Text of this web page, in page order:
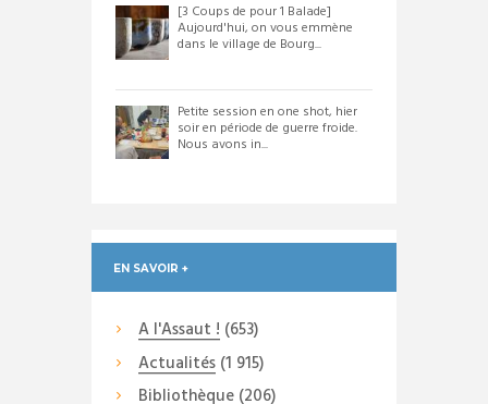
[3 Coups de pour 1 Balade]
Aujourd'hui, on vous emmène
dans le village de Bourg...
Petite session en one shot, hier
soir en période de guerre froide.
Nous avons in...
EN SAVOIR +
A l'Assaut ! (653)
Actualités(1 915)
Bibliothèque(206)